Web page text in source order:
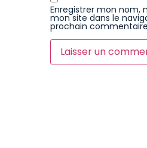
Enregistrer mon nom,
mon site dans le
prochain